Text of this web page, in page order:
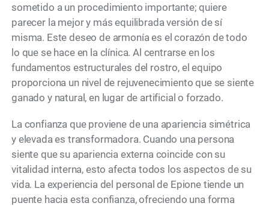
sometido a un procedimiento importante; quiere
parecer la mejor y más equilibrada versión de sí
misma. Este deseo de armonía es el corazón de todo
lo que se hace en la clínica. Al centrarse en los
fundamentos estructurales del rostro, el equipo
proporciona un nivel de rejuvenecimiento que se siente
ganado y natural, en lugar de artificial o forzado.
La confianza que proviene de una apariencia simétrica
y elevada es transformadora. Cuando una persona
siente que su apariencia externa coincide con su
vitalidad interna, esto afecta todos los aspectos de su
vida. La experiencia del personal de Epione tiende un
puente hacia esta confianza, ofreciendo una forma